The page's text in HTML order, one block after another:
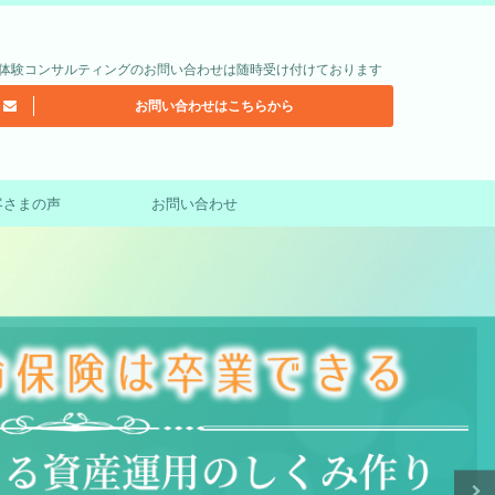
験コンサルティングのお問い合わせは随時受け付けております
お問い合わせはこちらから
まの声 お問い合わせ